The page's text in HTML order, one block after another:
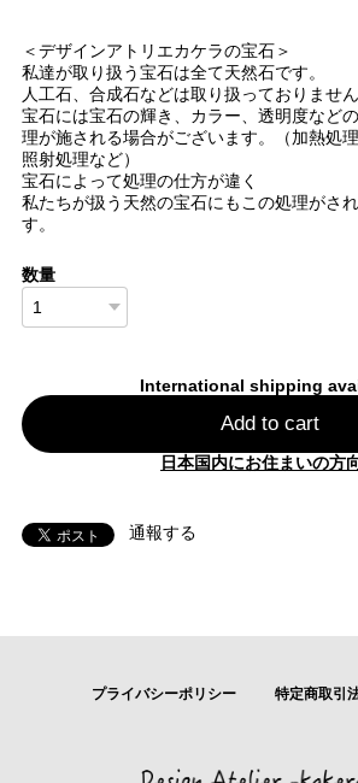
＜デザインアトリエカケラの宝石＞
私達が取り扱う宝石は全て天然石です。
人工石、合成石などは取り扱っておりません
宝石には宝石の輝き、カラー、透明度など
理が施される場合がございます。（加熱処
照射処理など）
宝石によって処理の仕方が違く
私たちが扱う天然の宝石にもこの処理がさ
す。
数量
International shipping
Add to cart
日本国内にお住まいの方
通報する
プライバシーポリシー 特定商取引